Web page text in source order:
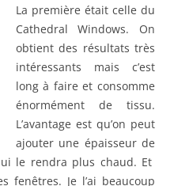
La première était celle du
Cathedral Windows. On
obtient des résultats très
intéressants mais c’est
long à faire et consomme
énormément de tissu.
L’avantage est qu’on peut
ajouter une épaisseur de
le rendra plus chaud. Et
fenêtres. Je l’ai beaucoup